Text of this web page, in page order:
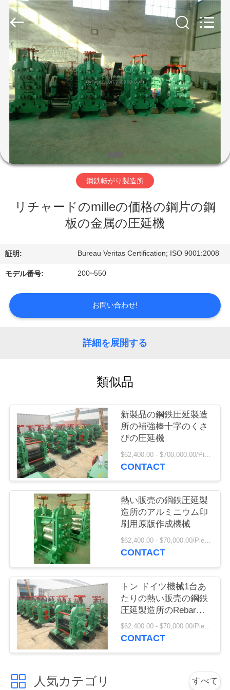
ホ
ー
ム
製
品
報
社
質
お
わ
頼
2022
Gongyi
Hengxu
Manufacture
Co.,
Ltd..
Rights
Reserved.
鋼鉄転がり製造所
リチャードのmilleの価格の鋼片の鋼
板の金属の圧延機
証明: Bureau Veritas Certification; ISO 9001:2008
モデル番号: 200~550
お問い合わせ!
詳細を展開する
類似品
新製品の鋼鉄圧延製造
所の補強棒十字のくさ
びの圧延機
$62,400.00 - $700,000.00/Pieces
CONTACT
熱い販売の鋼鉄圧延製
造所のアルミニウム印
刷用原版作成機械
$62,400.00 - $70,000.00/Pieces
CONTACT
トン ドイツ機械1台あ
たりの熱い販売の鋼鉄
圧延製造所のRebarの
価格
$62,400.00 - $70,000.00/Pieces
CONTACT
人気カテゴリ すべて